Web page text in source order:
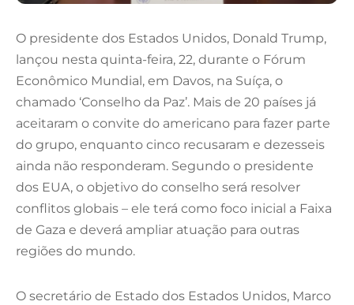
O presidente dos Estados Unidos, Donald Trump,
lançou nesta quinta-feira, 22, durante o Fórum
Econômico Mundial, em Davos, na Suíça, o
chamado ‘Conselho da Paz’. Mais de 20 países já
aceitaram o convite do americano para fazer parte
do grupo, enquanto cinco recusaram e dezesseis
ainda não responderam. Segundo o presidente
dos EUA, o objetivo do conselho será resolver
conflitos globais – ele terá como foco inicial a Faixa
de Gaza e deverá ampliar atuação para outras
regiões do mundo.
O secretário de Estado dos Estados Unidos, Marco